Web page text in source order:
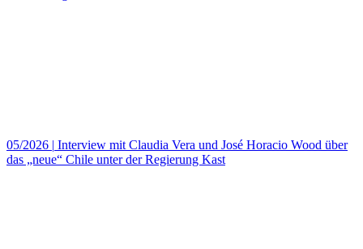
05/2026 | Interview mit Claudia Vera und José Horacio Wood über
das „neue“ Chile unter der Regierung Kast